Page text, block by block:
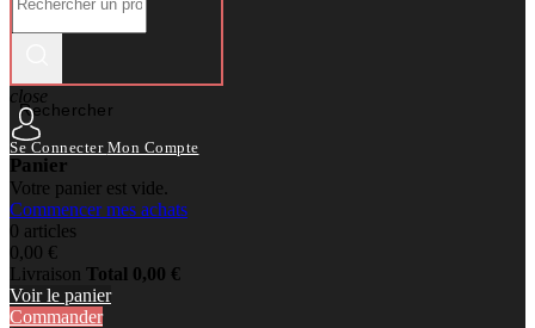
Rechercher
close
Se Connecter Mon Compte
Panier
Votre panier est vide.
Commencer mes achats
0 articles
0,00 €
Livraison Total 0,00 €
Voir le panier
Commander